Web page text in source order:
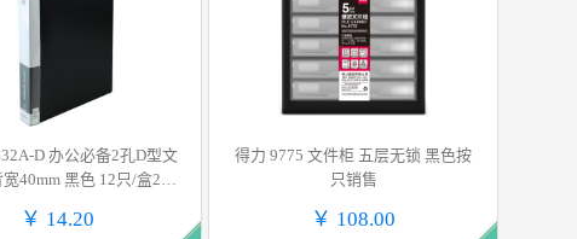
D 办公必备2孔D型文
40mm 黑色 12只/盒2盒/
￥ 14.20
得力 9775 文件柜 五层无锁 黑色按
只销售
￥ 108.00